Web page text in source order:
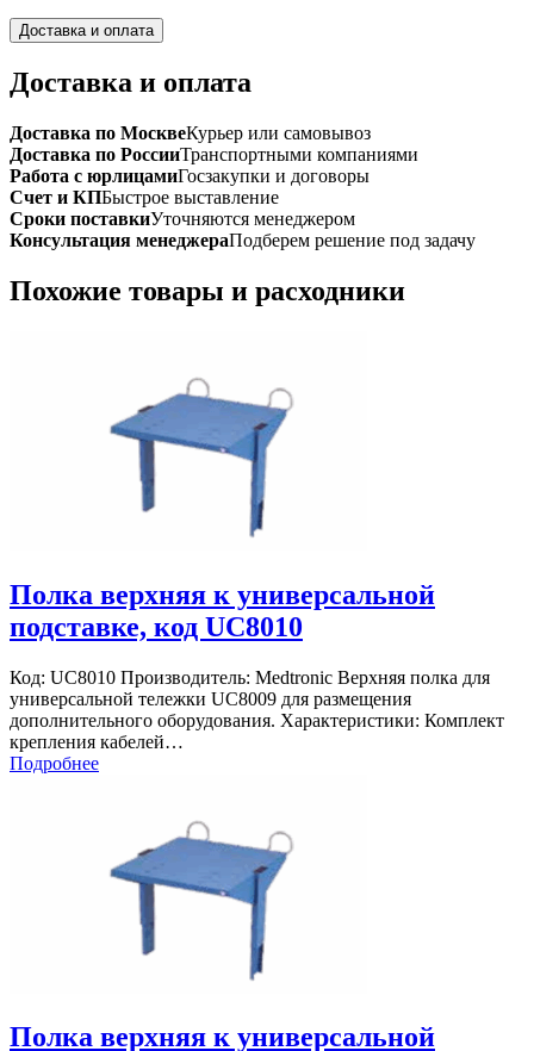
Доставка и оплата
Доставка и оплата
Доставка по МосквеКурьер или самовывоз
Доставка по РоссииТранспортными компаниями
Работа с юрлицамиГосзакупки и договоры
Счет и КПБыстрое выставление
Сроки поставкиУточняются менеджером
Консультация менеджераПодберем решение под задачу
Похожие товары и расходники
Полка верхняя к универсальной
подставке, код UC8010
Код: UC8010 Производитель: Medtronic Верхняя полка для
универсальной тележки UC8009 для размещения
дополнительного оборудования. Характеристики: Комплект
крепления кабелей…
Подробнее
Полка верхняя к универсальной